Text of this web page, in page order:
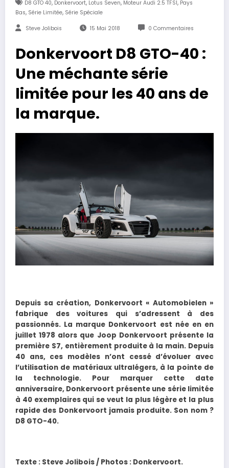
D8 GTO 40, Donkervoort, Lotus Seven, Moteur Audi 2.5 TFSI, Pays
Bas, Série Limitée, Série Spéciale
Steve Jolibois 15 Mai 2018 0 Commentaires
Donkervoort D8 GTO-40 :
Une méchante série
limitée pour les 40 ans de
la marque.
Depuis sa création, Donkervoort « Automobielen »
fabrique des voitures qui s’adressent à des
passionnés. La marque Donkervoort est née en en
juillet 1978 alors que Joop Donkervoort présente la
première S7, entièrement produite à la main. Depuis
40 ans, ces modèles n’ont cessé d’évoluer avec
l’utilisation de matériaux ultralégers, à la pointe de
la technologie. Pour marquer cette date
anniversaire, Donkervoort présente une série limitée
à 40 exemplaires qui se veut la plus légère et la plus
rapide des Donkervoort jamais produite. Son nom ?
D8 GTO-40.
Texte : Steve Jolibois / Photos : Donkervoort.